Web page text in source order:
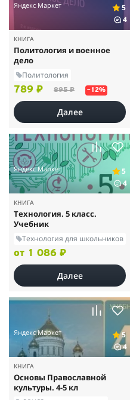
Яндекс Маркет
5
4
КНИГА
Политология и военное
дело
Политология
789 ₽ 895 ₽ –12%
Далее
Яндекс Маркет
5
4
КНИГА
Технология. 5 класс.
Учебник
Технология для школьников
от 1 086 ₽
Далее
Яндекс Маркет
5
4
КНИГА
Основы Православной
культуры. 4-5 кл